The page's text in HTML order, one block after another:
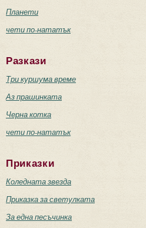
Планети
чети по-нататък
Разкази
Три куршума време
Аз прашинката
Черна котка
чети по-нататък
Приказки
Коледната звезда
Приказка за светулката
За една песъчинка